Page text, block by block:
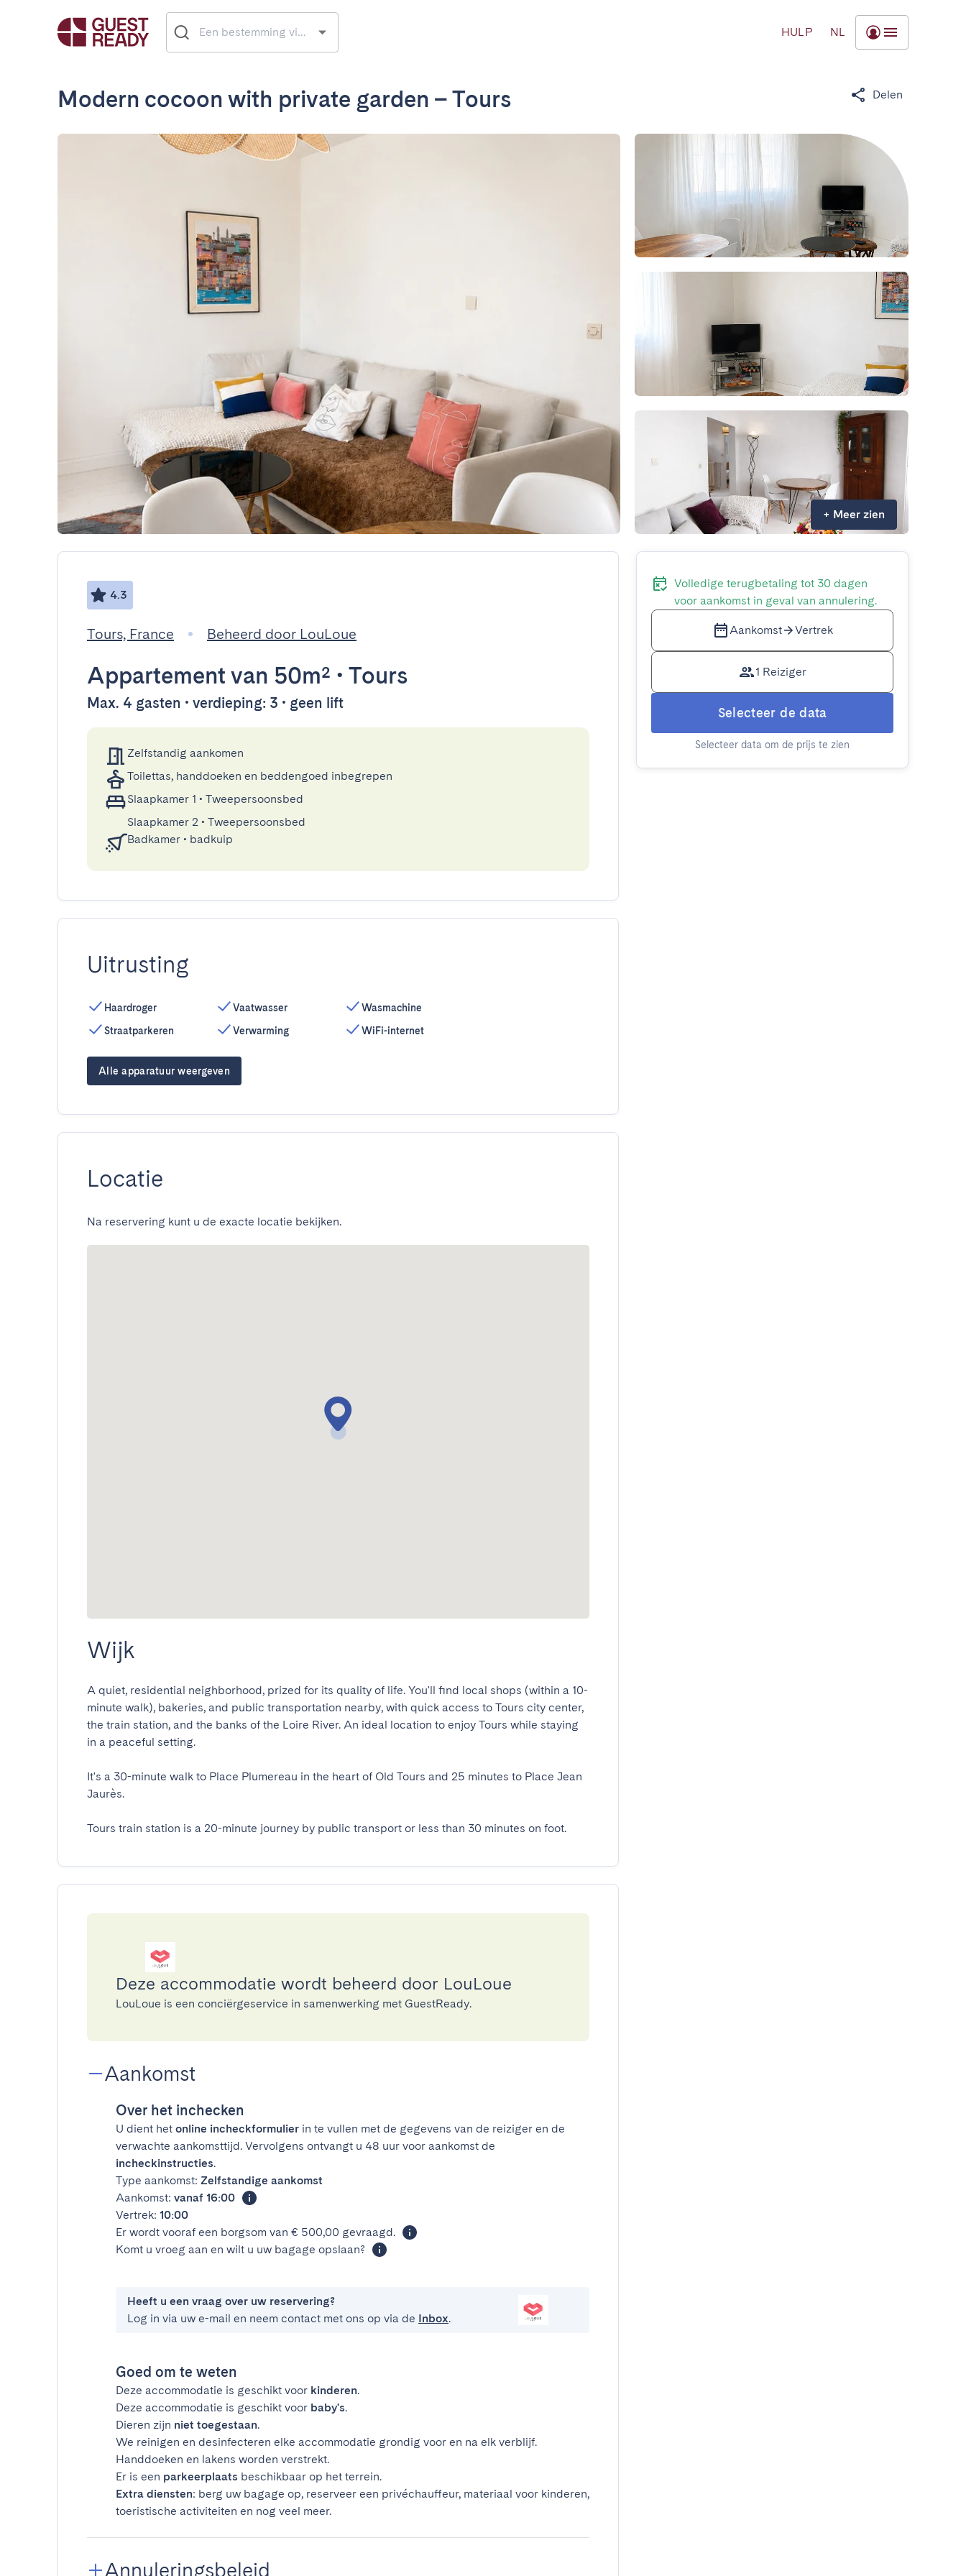
HULP NL
Modern cocoon with private garden – Tours Delen
+ Meer zien
4.3
Tours, France Beheerd door LouLoue
Appartement van 50m² • Tours
Max. 4 gasten • verdieping: 3 • geen lift
Zelfstandig aankomen
Toilettas, handdoeken en beddengoed inbegrepen
Slaapkamer 1 • Tweepersoonsbed
Slaapkamer 2 • Tweepersoonsbed
Badkamer • badkuip
Uitrusting
Haardroger
Straatparkeren
Vaatwasser
Verwarming
Wasmachine
WiFi-internet
Alle apparatuur weergeven
Locatie
Na reservering kunt u de exacte locatie bekijken.
Wijk
A quiet, residential neighborhood, prized for its quality of life. You'll find local shops (within a 10-
minute walk), bakeries, and public transportation nearby, with quick access to Tours city center,
the train station, and the banks of the Loire River. An ideal location to enjoy Tours while staying
in a peaceful setting.
It's a 30-minute walk to Place Plumereau in the heart of Old Tours and 25 minutes to Place Jean
Jaurès.
Tours train station is a 20-minute journey by public transport or less than 30 minutes on foot.
Deze accommodatie wordt beheerd door LouLoue
LouLoue is een conciërgeservice in samenwerking met GuestReady.
Aankomst
Over het inchecken
U dient het online incheckformulier in te vullen met de gegevens van de reiziger en de
verwachte aankomsttijd. Vervolgens ontvangt u 48 uur voor aankomst de
incheckinstructies.
Type aankomst: Zelfstandige aankomst
Aankomst: vanaf 16:00
Vertrek: 10:00
Er wordt vooraf een borgsom van € 500,00 gevraagd.
Komt u vroeg aan en wilt u uw bagage opslaan?
Heeft u een vraag over uw reservering?
Log in via uw e-mail en neem contact met ons op via de Inbox.
Goed om te weten
Deze accommodatie is geschikt voor kinderen.
Deze accommodatie is geschikt voor baby's.
Dieren zijn niet toegestaan.
We reinigen en desinfecteren elke accommodatie grondig voor en na elk verblijf.
Handdoeken en lakens worden verstrekt.
Er is een parkeerplaats beschikbaar op het terrein.
Extra diensten: berg uw bagage op, reserveer een privéchauffeur, materiaal voor kinderen,
toeristische activiteiten en nog veel meer.
Annuleringsbeleid
Volledige terugbetaling tot 30 dagen
voor aankomst in geval van annulering.
Aankomst Vertrek
1 Reiziger
Selecteer de data
Selecteer data om de prijs te zien